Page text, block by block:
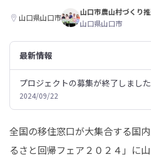
山口県山口市
山口市農山村づくり
山口県山口市
最新情報
プロジェクトの募集が終了しました
2024/09/22
全国の移住窓口が大集合する国
るさと回帰フェア２０２４」に